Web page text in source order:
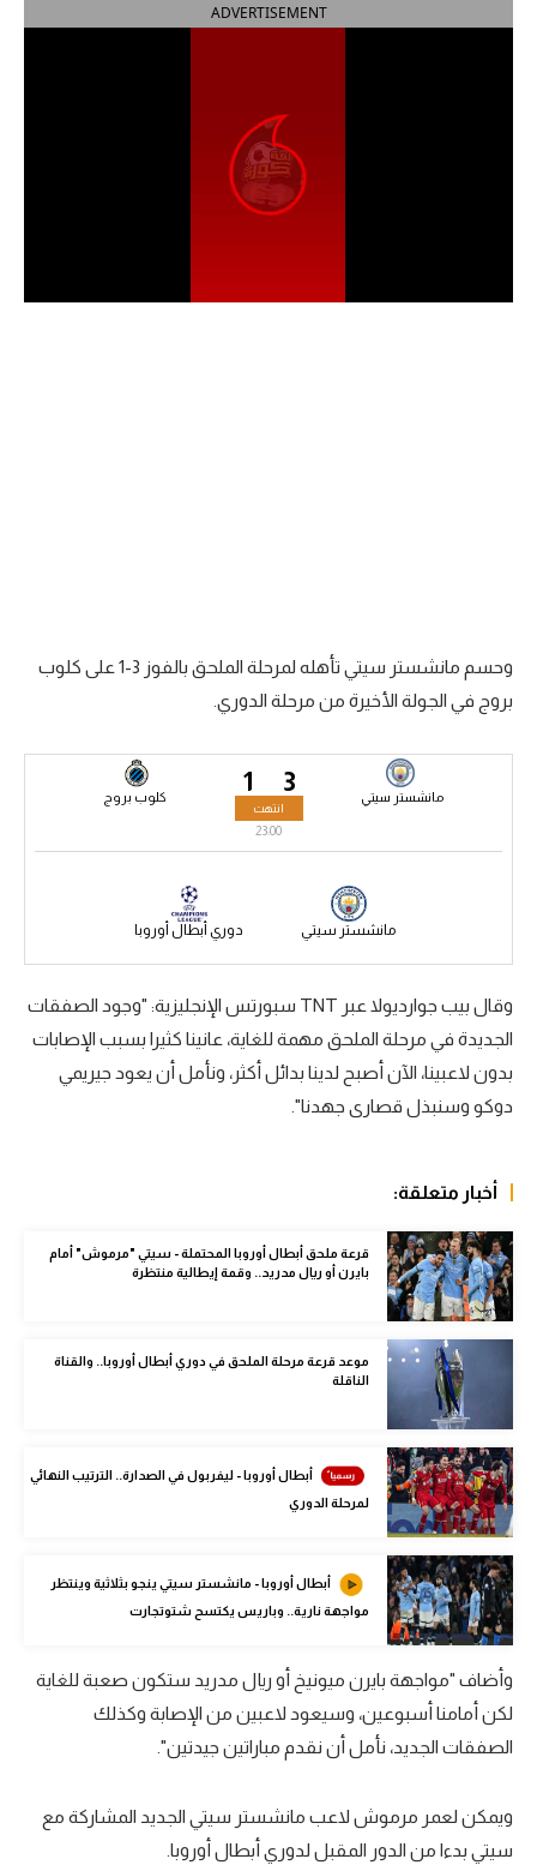
الدوري السعودي للمحترفين
سعودي في الجول
الدوري الإنجليزي
الدوري الإسباني
كرة السلة الأمريكية
كرة سلة
كرة يد
الوطن العربي
في المونديال
رياضة نسائية
آسيا
أمريكا
أقسام خاصة
Gamers
ميركاتو
تحقيق في الجول
تقرير في الجول
تحليل في الجول
كويز في الجول
ADVERTISEMENT
وحسم مانشستر سيتي تأهله لمرحلة الملحق بالفوز 3-1 على كلوب
بروج في الجولة الأخيرة من مرحلة الدوري.
3 مانشستر سيتي 1 كلوب بروج
انتهت
23:00
مانشستر سيتي دوري أبطال أوروبا
وقال بيب جوارديولا عبر TNT سبورتس الإنجليزية: "وجود الصفقات
الجديدة في مرحلة الملحق مهمة للغاية، عانينا كثيرا بسبب الإصابات
بدون لاعبينا، الآن أصبح لدينا بدائل أكثر، ونأمل أن يعود جيريمي
دوكو وسنبذل قصارى جهدنا".
أخبار متعلقة:
قرعة ملحق أبطال أوروبا المحتملة - سيتي "مرموش" أمام
بايرن أو ريال مدريد.. وقمة إيطالية منتظرة
موعد قرعة مرحلة الملحق في دوري أبطال أوروبا.. والقناة
الناقلة
أبطال أوروبا - ليفربول في الصدارة.. الترتيب النهائي
لمرحلة الدوري
أبطال أوروبا - مانشستر سيتي ينجو بثلاثية وينتظر
مواجهة نارية.. وباريس يكتسح شتوتجارت
وأضاف "مواجهة بايرن ميونيخ أو ريال مدريد ستكون صعبة للغاية
لكن أمامنا أسبوعين، وسيعود لاعبين من الإصابة وكذلك
الصفقات الجديد، نأمل أن نقدم مباراتين جيدتين".
ويمكن لعمر مرموش لاعب مانشستر سيتي الجديد المشاركة مع
سيتي بدءا من الدور المقبل لدوري أبطال أوروبا.